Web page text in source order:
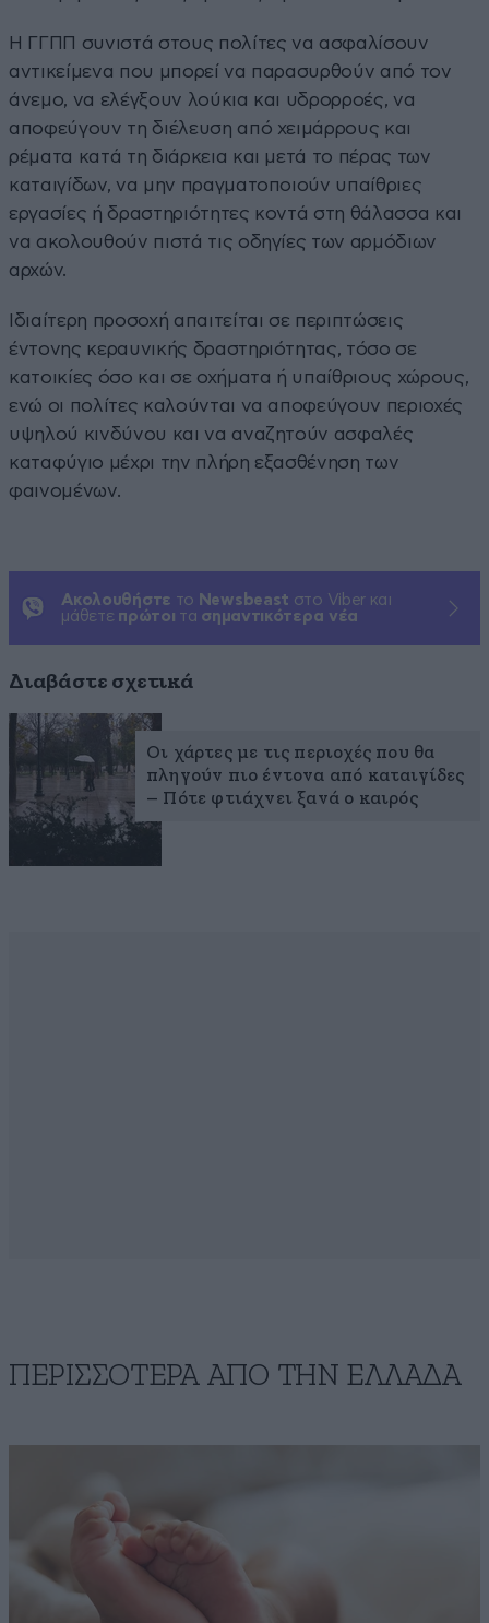
Η ΓΓΠΠ συνιστά στους πολίτες να ασφαλίσουν
αντικείμενα που μπορεί να παρασυρθούν από τον
άνεμο, να ελέγξουν λούκια και υδρορροές, να
αποφεύγουν τη διέλευση από χειμάρρους και
ρέματα κατά τη διάρκεια και μετά το πέρας των
καταιγίδων, να μην πραγματοποιούν υπαίθριες
εργασίες ή δραστηριότητες κοντά στη θάλασσα και
να ακολουθούν πιστά τις οδηγίες των αρμόδιων
αρχών.
Ιδιαίτερη προσοχή απαιτείται σε περιπτώσεις
έντονης κεραυνικής δραστηριότητας, τόσο σε
κατοικίες όσο και σε οχήματα ή υπαίθριους χώρους,
ενώ οι πολίτες καλούνται να αποφεύγουν περιοχές
υψηλού κινδύνου και να αναζητούν ασφαλές
καταφύγιο μέχρι την πλήρη εξασθένηση των
φαινομένων.
Ακολουθήστε το Newsbeast στο Viber και
μάθετε πρώτοι τα σημαντικότερα νέα
Διαβάστε σχετικά
Οι χάρτες με τις περιοχές που θα
πληγούν πιο έντονα από καταιγίδες
– Πότε φτιάχνει ξανά ο καιρός
ΠΕΡΙΣΣΟΤΕΡΑ ΑΠΟ ΤΗΝ ΕΛΛΑΔΑ